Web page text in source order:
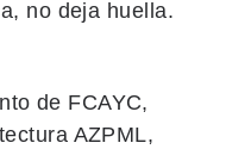
no deja huella.
de FCAYC,
AZPML,